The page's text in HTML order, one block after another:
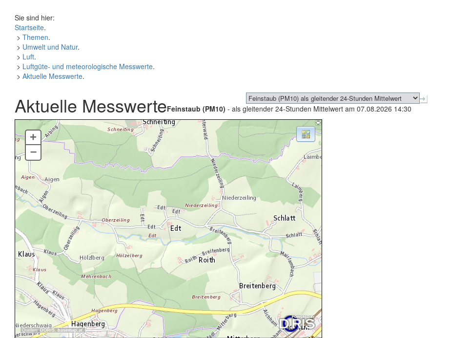
Sie sind hier:
Startseite.
> Themen.
> Umwelt und Natur.
> Luft.
> Luftgüte- und meteorologische Messwerte.
> Aktuelle Messwerte.
Aktuelle MesswerteFeinstaub (PM10) - als gleitender 24-Stunden Mittelwert am 07.08.2026 14:30
Quellen: DORIS,basemap.at
+
–